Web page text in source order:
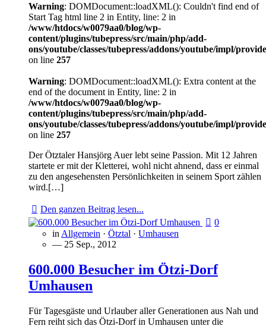
Warning: DOMDocument::loadXML(): Couldn't find end of
Start Tag html line 2 in Entity, line: 2 in
/www/htdocs/w0079aa0/blog/wp-
content/plugins/tubepress/src/main/php/add-
ons/youtube/classes/tubepress/addons/youtube/impl/
on line 257
Warning: DOMDocument::loadXML(): Extra content at the
end of the document in Entity, line: 2 in
/www/htdocs/w0079aa0/blog/wp-
content/plugins/tubepress/src/main/php/add-
ons/youtube/classes/tubepress/addons/youtube/impl/
on line 257
Der Ötztaler Hansjörg Auer lebt seine Passion. Mit 12 Jahren
startete er mit der Kletterei, wohl nicht ahnend, dass er einmal
zu den angesehensten Persönlichkeiten in seinem Sport zählen
wird.[…]
Den ganzen Beitrag lesen...
0
in Allgemein · Ötztal · Umhausen
— 25 Sep., 2012
600.000 Besucher im Ötzi-Dorf
Umhausen
Für Tagesgäste und Urlauber aller Generationen aus Nah und
Fern reiht sich das Ötzi-Dorf in Umhausen unter die